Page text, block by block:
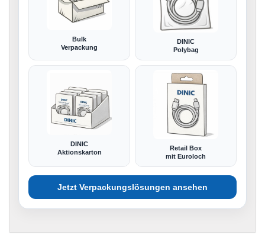
Bulk
Verpackung
DINIC
Polybag
DINIC
Aktionskarton
Retail Box
mit Euroloch
Jetzt Verpackungslösungen ansehen